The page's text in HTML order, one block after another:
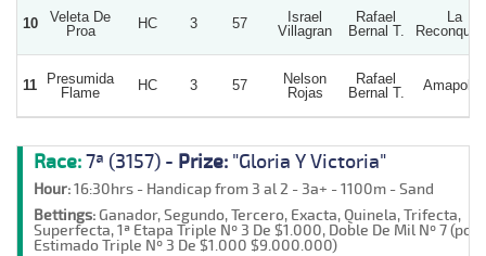
10
Veleta De
Proa
HC 3 57
Israel
Villagran
Rafael
Bernal T.
La
11
Presumida
Flame
HC 3 57
Nelson
Rojas
Rafael
Bernal T.
Amapolas
Race:7ª (3157) - Prize: "Gloria Y Victoria"
Hour:16:30hrs - Handicap from 3 al 2 - 3a+ - 1100m - Sand
Bettings:Ganador, Segundo, Tercero, Exacta, Quinela, Trifecta,
Superfecta, 1ª Etapa Triple Nº 3 De $1.000, Doble De Mil Nº 7
Estimado Triple Nº 3 De $1.000 $9.000.000)